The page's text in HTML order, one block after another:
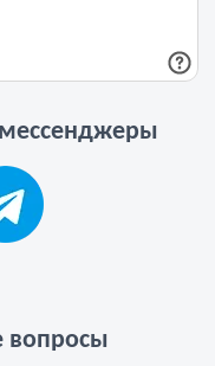
вопросы